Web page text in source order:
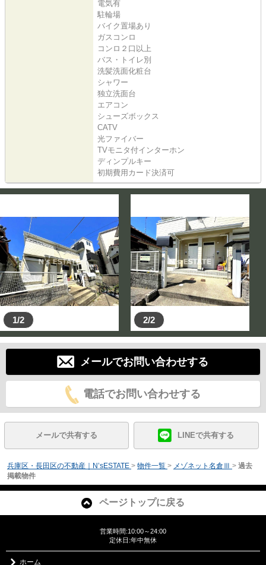
電気有
駐輪場
バイク置場あり
ガスコンロ
コンロ２口以上
バス・トイレ別
洗髪洗面化粧台
シャワー
独立洗面台
エアコン
シューズボックス
CATV
光ファイバー
TVモニタ付インターホン
ディンプルキー
初期費用カード決済可
1/2 2/2
メールでお問い合わせする
電話でお問い合わせする
メールで共有する LINEで共有する
兵庫区・長田区の不動産｜N’sESTATE > 物件一覧 > メゾネット名倉Ⅲ > 過去
掲載物件
ページトップに戻る
営業時間:10:00～24:00
定休日:年中無休
ホーム